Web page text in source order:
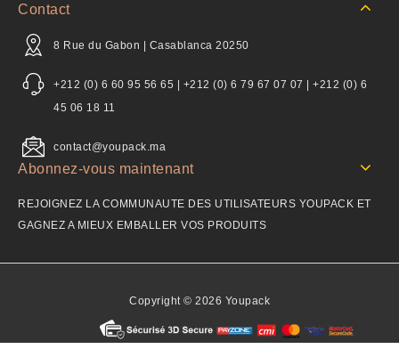
Contact
8 Rue du Gabon | Casablanca 20250
+212 (0) 6 60 95 56 65 | +212 (0) 6 79 67 07 07 | +212 (0) 6
45 06 18 11
contact@youpack.ma
Abonnez-vous maintenant
REJOIGNEZ LA COMMUNAUTE DES UTILISATEURS YOUPACK ET
GAGNEZ A MIEUX EMBALLER VOS PRODUITS
Copyright © 2026 Youpack